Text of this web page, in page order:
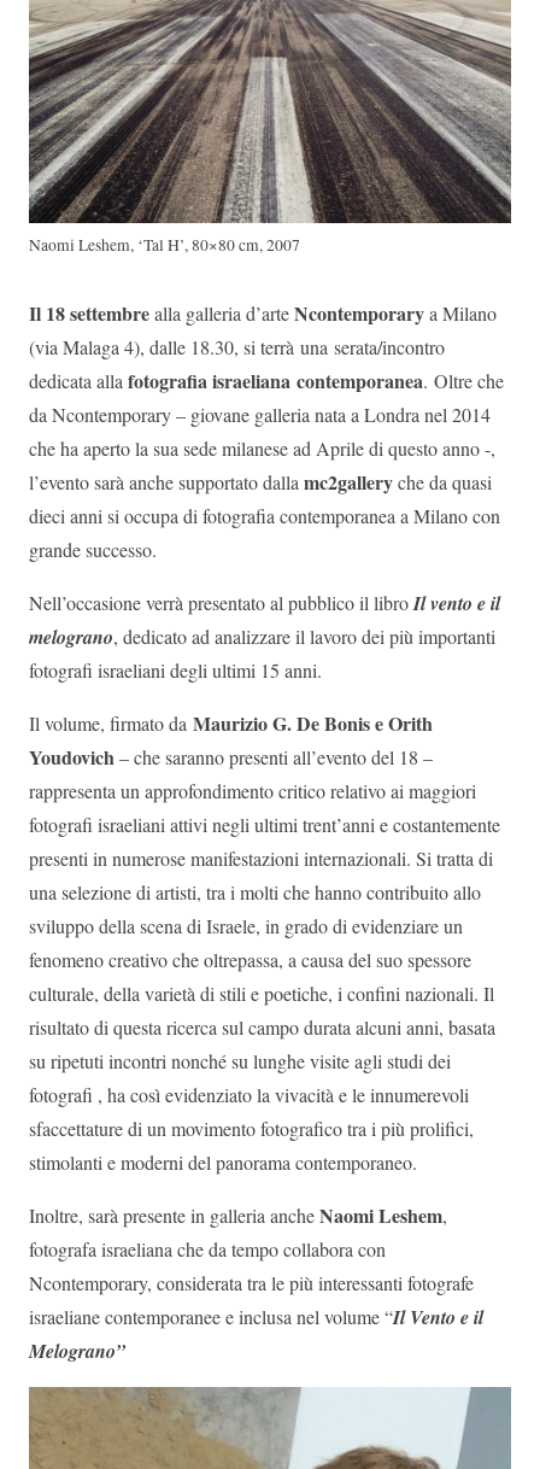
Naomi Leshem, ‘Tal H’, 80×80 cm, 2007
Il 18 settembrealla galleria d’arteNcontemporarya Milano
(via Malaga 4), dalle 18.30, si terrà una serata/incontro
dedicata allafotografia israeliana contemporanea. Oltre che
da Ncontemporary – giovane galleria nata a Londra nel 2014
che ha aperto la sua sede milanese ad Aprile di questo anno -,
l’evento sarà anche supportato dallamc2galleryche da quasi
dieci anni si occupa di fotografia contemporanea a Milano con
grande successo.
Nell’occasione verrà presentato al pubblico il libroIl vento e il
melograno, dedicato ad analizzare il lavoro dei più importanti
fotografi israeliani degli ultimi 15 anni.
Il volume, firmato da Maurizio G. De Bonis e Orith
Youdovich– che saranno presenti all’evento del 18 –
rappresenta un approfondimento critico relativo ai maggiori
fotografi israeliani attivi negli ultimi trent’anni e costantemente
presenti in numerose manifestazioni internazionali. Si tratta di
una selezione di artisti, tra i molti che hanno contribuito allo
sviluppo della scena di Israele, in grado di evidenziare un
fenomeno creativo che oltrepassa, a causa del suo spessore
culturale, della varietà di stili e poetiche, i confini nazionali. Il
risultato di questa ricerca sul campo durata alcuni anni, basata
su ripetuti incontri nonché su lunghe visite agli studi dei
fotografi , ha così evidenziato la vivacità e le innumerevoli
sfaccettature di un movimento fotografico tra i più prolifici,
stimolanti e moderni del panorama contemporaneo.
Inoltre, sarà presente in galleria ancheNaomi Leshem,
fotografa israeliana che da tempo collabora con
Ncontemporary, considerata tra le più interessanti fotografe
israeliane contemporanee e inclusa nel volume “Il Vento e il
Melograno”